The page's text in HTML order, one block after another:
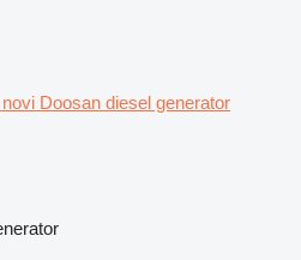
novi Doosan diesel generator